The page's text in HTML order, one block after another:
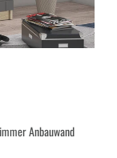
Anbauwand